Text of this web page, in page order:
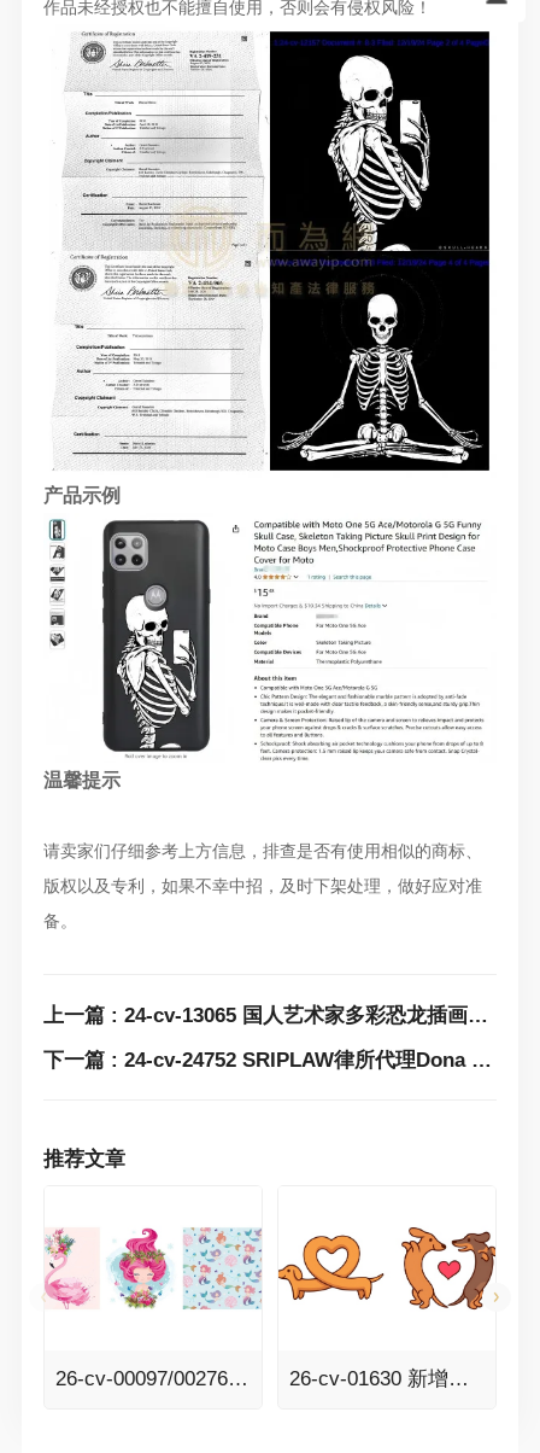
作品未经授权也不能擅自使用，否则会有侵权风险！
产品示例
温馨提示
请卖家们仔细参考上方信息，排查是否有使用相似的商标、
版权以及专利，如果不幸中招，及时下架处理，做好应对准
备。
上一篇 : 24-cv-13065 国人艺术家多彩恐龙插画版权发案！这张图片不能再用，立刻下架！
下一篇 : 24-cv-24752 SRIPLAW律所代理Dona Gelsinger版权再发新案！15张图片，115家店铺中招
推荐文章
26-cv-00097/00276 几乎快被遗忘的美人鱼终于获批了！Senay Kurtulus美人鱼、动物元素插画版权全面来袭！ 26-cv-01630 新增避雷版权图+13！智利设计师irmirx可爱简洁的卡通涂鸦版权印花发案！